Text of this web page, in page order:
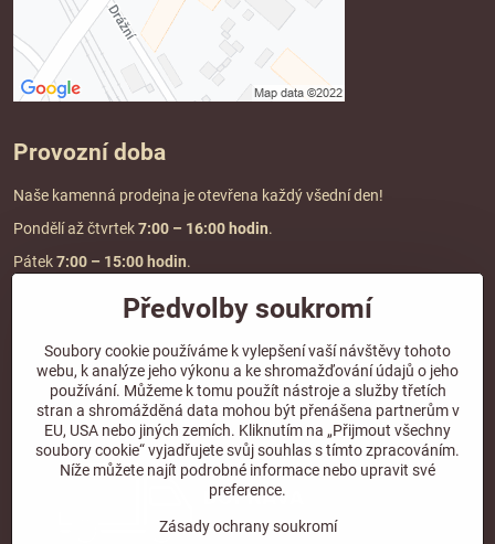
Provozní doba
Naše kamenná prodejna je otevřena každý všední den!
Pondělí až čtvrtek7:00 – 16:00 hodin.
Pátek7:00 – 15:00 hodin.
Doprava a platba
DOPRAVA ZDARMA
při objednávce nad2000 Kč vč. DPH.
*Nevztahuje se na paletovou přepravu.
Předvolby soukromí
Soubory cookie používáme k vylepšení vaší návštěvy tohoto
webu, k analýze jeho výkonu a ke shromažďování údajů o jeho
používání. Můžeme k tomu použít nástroje a služby třetích
stran a shromážděná data mohou být přenášena partnerům v
EU, USA nebo jiných zemích. Kliknutím na „Přijmout všechny
soubory cookie“ vyjadřujete svůj souhlas s tímto zpracováním.
Níže můžete najít podrobné informace nebo upravit své
preference.
Zásady ochrany soukromí